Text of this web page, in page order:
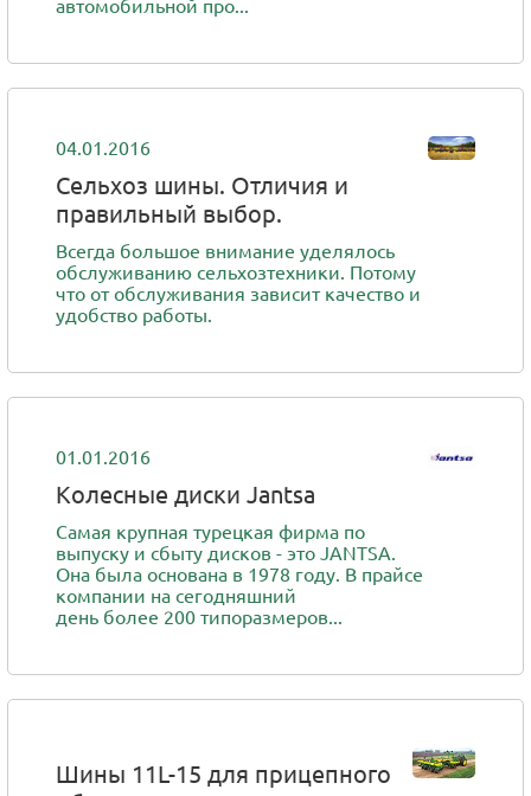
04.01.2016
Сельхоз шины. Отличия и
правильный выбор.
Всегда большое внимание уделялось
обслуживанию сельхозтехники. Потому
что от обслуживания зависит качество и
удобство работы.
01.01.2016
Колесные диски Jantsa
Самая крупная турецкая фирма по
выпуску и сбыту дисков - это JANTSA.
Она была основана в 1978 году. В прайсе
компании на сегодняшний
день более 200 типоразмеров...
Шины 11L-15 для прицепного